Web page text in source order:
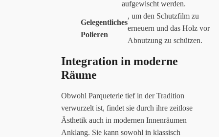
aufgewischt werden.
Gelegentliches
Polieren
, um den Schutzfilm zu
erneuern und das Holz vor
Abnutzung zu schützen.
Integration in moderne
Räume
Obwohl Parqueterie tief in der Tradition
verwurzelt ist, findet sie durch ihre zeitlose
Ästhetik auch in modernen Innenräumen
Anklang. Sie kann sowohl in klassisch